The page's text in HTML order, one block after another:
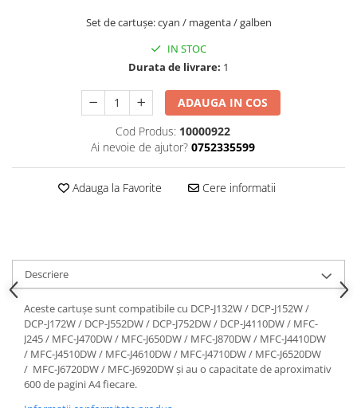
Set de cartușe: cyan / magenta / galben
IN STOC
Durata de livrare: 1
ADAUGA IN COS
Cod Produs: 10000922
Ai nevoie de ajutor? 0752335599
Adauga la Favorite Cere informatii
Descriere
Aceste cartușe sunt compatibile cu DCP-J132W / DCP-J152W /
DCP-J172W / DCP-J552DW / DCP-J752DW / DCP-J4110DW / MFC-
J245 / MFC-J470DW / MFC-J650DW / MFC-J870DW / MFC-J4410DW
/ MFC-J4510DW / MFC-J4610DW / MFC-J4710DW / MFC-J6520DW
/ MFC-J6720DW / MFC-J6920DW și au o capacitate de aproximativ
600 de pagini A4 fiecare.